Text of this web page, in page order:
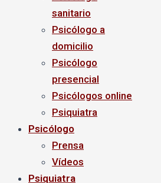
sanitario
Psicólogo a
domicilio
Psicólogo
presencial
Psicólogos online
Psiquiatra
Psicólogo
Prensa
Vídeos
Psiquiatra